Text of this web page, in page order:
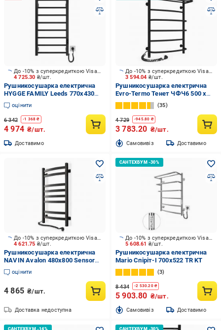
4 725.30 ₴/шт.
До -10% з суперкредиткою Visa Вигода
Рушникосушарка електрична
HYGGE FAMILY Leeds 770x430
чорний мат
оцінити
6 342 -1 368 ₴
4 974 ₴/шт.
Доставимо
3 594.04 ₴/шт.
До -10% з суперкредиткою Visa Вигода
Рушникосушарка електрична
Evro-Termo Тенет ЧФЧ6 500 х
700 з полицею Е Л S3
35
4 729 -945.80 ₴
3 783.20 ₴/шт.
Cамовивіз Доставимо
4 621.75 ₴/шт.
До -10% з суперкредиткою Visa Вигода
Рушникосушарка електрична
NAVIN Avalon 480х800 Sensor
ліва чорний муар (12-203153-
4880)
оцінити
4 865 ₴/шт.
Доставка недоступна
5 608.61 ₴/шт.
До -10% з суперкредиткою Visa Вигода
Рушникосушарка електрична
Mario Спіріт-І 700х522 TR KT
3
8 434 -2 530.20₴
5 903.80 ₴/шт.
Cамовивіз Доставимо